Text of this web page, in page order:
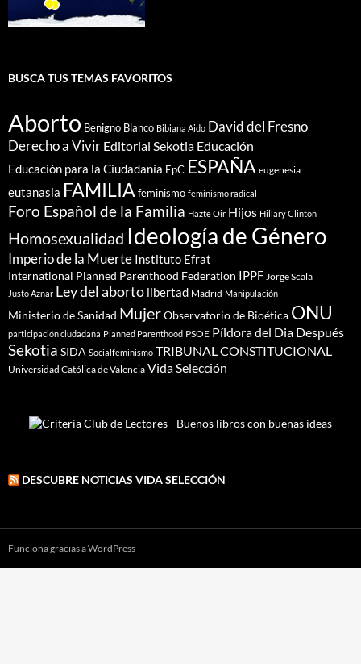
BUSCA TUS TEMAS FAVORITOS
Aborto Benigno Blanco Bibiana Aido David del Fresno
Derecho a Vivir Editorial Sekotia Educación
Educación para la Ciudadanía EpC ESPAÑA eugenesia
eutanasia FAMILIA feminismo feminismo radical
Foro Español de la Familia Hazte Oir Hijos Hillary Clinton
Homosexualidad Ideología de Género
Imperio de la Muerte Instituto Efrat
International Planned Parenthood Federation IPPF Jorge Scala
Justo Aznar Ley del aborto libertad Madrid Manipulación
Ministerio de Sanidad MujerObservatorio de Bioética ONU
participación ciudadana Planned Parenthood PSOE Píldora del Dia Después
Sekotia SIDA Socialfeminismo TRIBUNAL CONSTITUCIONAL
Universidad Católica de Valencia Vida Selección
DESCUBRE NOTICIAS VIDA SELECCIÓN
Funciona gracias a WordPress